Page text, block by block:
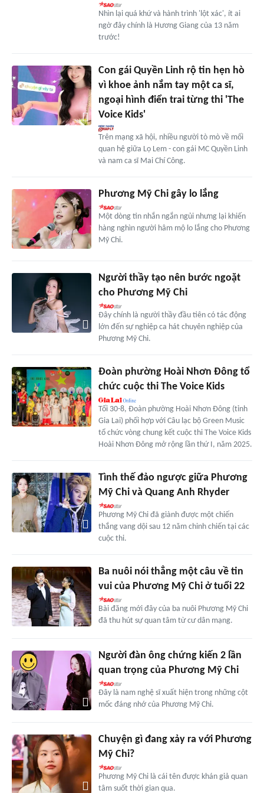
Nhìn lại quá khứ và hành trình 'lột xác', ít ai
ngờ đây chính là Hương Giang của 13 năm
trước!
Con gái Quyền Linh rộ tin hẹn hò
vì khoe ảnh nắm tay một ca sĩ,
ngoại hình điển trai từng thi 'The
Voice Kids'
Trên mạng xã hội, nhiều người tò mò về mối
quan hệ giữa Lọ Lem - con gái MC Quyền Linh
và nam ca sĩ Mai Chí Công.
Phương Mỹ Chi gây lo lắng
Một dòng tin nhắn ngắn ngủi nhưng lại khiến
hàng nghìn người hâm mộ lo lắng cho Phương
Mỹ Chi.
Người thầy tạo nên bước ngoặt
cho Phương Mỹ Chi
Đây chính là người thầy đầu tiên có tác động
lớn đến sự nghiệp ca hát chuyên nghiệp của
Phương Mỹ Chi.
Đoàn phường Hoài Nhơn Đông tổ
chức cuộc thi The Voice Kids
Tối 30-8, Đoàn phường Hoài Nhơn Đông (tỉnh
Gia Lai) phối hợp với Câu lạc bộ Green Music
tổ chức vòng chung kết cuộc thi The Voice Kids
Hoài Nhơn Đông mở rộng lần thứ I, năm 2025.
Tình thế đảo ngược giữa Phương
Mỹ Chi và Quang Anh Rhyder
Phương Mỹ Chi đã giành được một chiến
thắng vang dội sau 12 năm chinh chiến tại các
cuộc thi.
Ba nuôi nói thẳng một câu về tin
vui của Phương Mỹ Chi ở tuổi 22
Bài đăng mới đây của ba nuôi Phương Mỹ Chi
đã thu hút sự quan tâm từ cư dân mạng.
Người đàn ông chứng kiến 2 lần
quan trọng của Phương Mỹ Chi
Đây là nam nghệ sĩ xuất hiện trong những cột
mốc đáng nhớ của Phương Mỹ Chi.
Chuyện gì đang xảy ra với Phương
Mỹ Chi?
Phương Mỹ Chi là cái tên được khán giả quan
tâm suốt thời gian qua.